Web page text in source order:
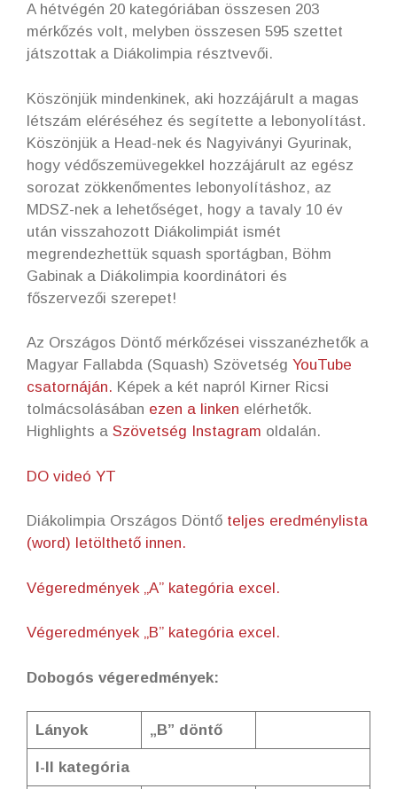
A hétvégén 20 kategóriában összesen 203
mérkőzés volt, melyben összesen 595 szettet
játszottak a Diákolimpia résztvevői.
Köszönjük mindenkinek, aki hozzájárult a magas
létszám eléréséhez és segítette a lebonyolítást.
Köszönjük a Head-nek és Nagyiványi Gyurinak,
hogy védőszemüvegekkel hozzájárult az egész
sorozat zökkenőmentes lebonyolításhoz, az
MDSZ-nek a lehetőséget, hogy a tavaly 10 év
után visszahozott Diákolimpiát ismét
megrendezhettük squash sportágban, Böhm
Gabinak a Diákolimpia koordinátori és
főszervezői szerepet!
Az Országos Döntő mérkőzései visszanézhetők a
Magyar Fallabda (Squash) Szövetség YouTube
csatornáján. Képek a két napról Kirner Ricsi
tolmácsolásában ezen a linken elérhetők.
Highlights a Szövetség Instagram oldalán.
DO videó YT
Diákolimpia Országos Döntő teljes eredménylista
(word) letölthető innen.
Végeredmények „A” kategória excel.
Végeredmények „B” kategória excel.
Dobogós végeredmények:
Lányok „B” döntő
I-II kategória